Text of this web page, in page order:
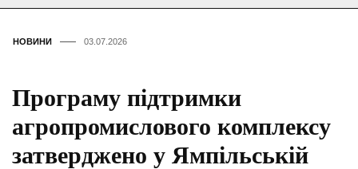
НОВИНИ 03.07.2026
Програму підтримки
агропромислового комплексу
затверджено у Ямпільській